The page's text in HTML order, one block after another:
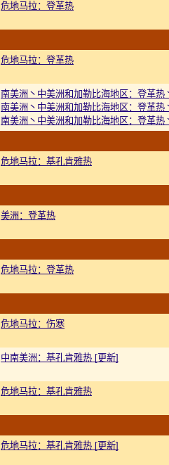
危地马拉：登革热
危地马拉：登革热
南美洲丶中美洲和加勒比海地区：登革
南美洲丶中美洲和加勒比海地区：登革
南美洲丶中美洲和加勒比海地区：登革
危地马拉：基孔肯雅热
美洲：登革热
危地马拉：登革热
危地马拉：伤寒
中南美洲：基孔肯雅热 [更新]
危地马拉：基孔肯雅热
危地马拉：基孔肯雅热 [更新]